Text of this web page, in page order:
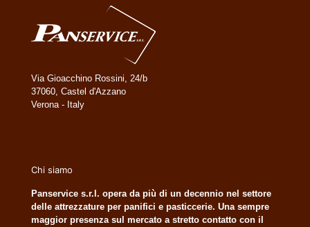
Via Gioacchino Rossini, 24/b
37060, Castel d'Azzano
Verona - Italy
Chi siamo
Panservice s.r.l. opera da più di un decennio nel settore
delle attrezzature per panifici e pasticcerie. Una sempre
maggior presenza sul mercato a stretto contatto con il